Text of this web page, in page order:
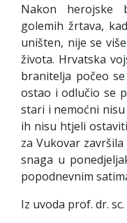
Nakon herojske
golemih žrtava,
uništen, nije se
života. Hrvatska
branitelja počeo
ostao i odlučio se
stari i nemoćni
ih nisu htjeli
za Vukovar
snaga u
popodnevnim
Iz uvoda prof. dr.